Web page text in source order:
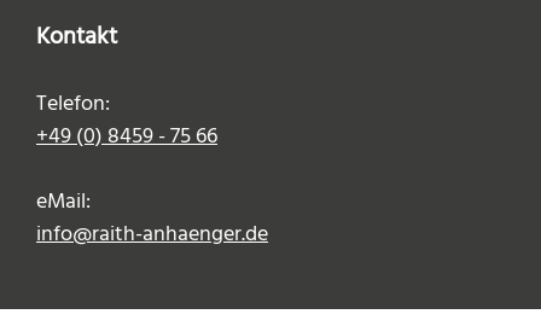
Kontakt
Telefon:
+49 (0) 8459 - 75 66
eMail:
info@raith-anhaenger.de